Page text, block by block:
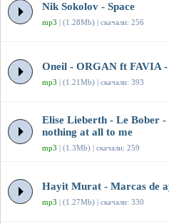
Nik Sokolov - Space
mp3 | (1.28Mb) | скачали: 256
Oneil - ORGAN ft FAVIA -
mp3 | (1.21Mb) | скачали: 393
Elise Lieberth - Le Bober -
nothing at all to me
mp3 | (1.3Mb) | скачали: 259
Hayit Murat - Marcas de
mp3 | (1.27Mb) | скачали: 330